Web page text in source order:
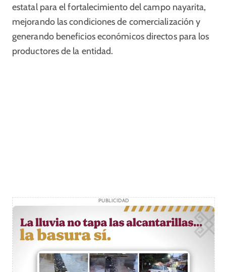
estatal para el fortalecimiento del campo nayarita,
mejorando las condiciones de comercialización y
generando beneficios económicos directos para los
productores de la entidad.
PUBLICIDAD